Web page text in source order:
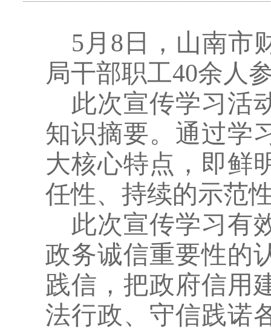
5月8日， 山南市
局干部职工40余人
此次宣传学习活
知识摘要。通过学
大核心特点，即鲜
任性、持续的示范
此次宣传学习有
政务诚信重要性的
践信，把政府信用
法行政、守信践诺